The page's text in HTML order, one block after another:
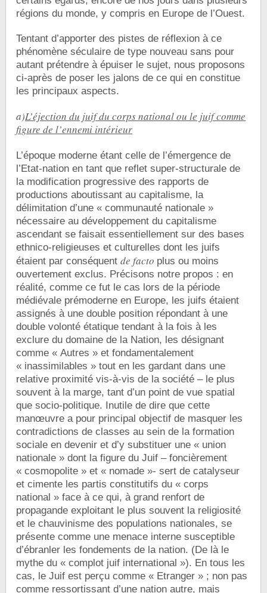
régions du monde, y compris en Europe de l’Ouest.
Tentant d’apporter des pistes de réflexion à ce
phénomène séculaire de type nouveau sans pour
autant prétendre à épuiser le sujet, nous proposons
ci-après de poser les jalons de ce qui en constitue
les principaux aspects.
a)L’éjection du juif du corps national ou le juif comme
figure de l’ennemi intérieur
L’époque moderne étant celle de l’émergence de
l’Etat-nation en tant que reflet super-structurale de
la modification progressive des rapports de
productions aboutissant au capitalisme, la
délimitation d’une « communauté nationale »
nécessaire au développement du capitalisme
ascendant se faisait essentiellement sur des bases
ethnico-religieuses et culturelles dont les juifs
étaient par conséquentde facto plus ou moins
ouvertement exclus. Précisons notre propos : en
réalité, comme ce fut le cas lors de la période
médiévale prémoderne en Europe, les juifs étaient
assignés à une double position répondant à une
double volonté étatique tendant à la fois à les
exclure du domaine de la Nation, les désignant
comme « Autres » et fondamentalement
« inassimilables » tout en les gardant dans une
relative proximité vis-à-vis de la société – le plus
souvent à la marge, tant d’un point de vue spatial
que socio-politique. Inutile de dire que cette
manœuvre a pour principal objectif de masquer les
contradictions de classes au sein de la formation
sociale en devenir et d’y substituer une « union
nationale » dont la figure du Juif – foncièrement
« cosmopolite » et « nomade »- sert de catalyseur
et cimente les partis constitutifs du « corps
national » face à ce qui, à grand renfort de
propagande exploitant le plus souvent la religiosité
et le chauvinisme des populations nationales, se
présente comme une menace interne susceptible
d’ébranler les fondements de la nation. (De là le
mythe du « complot juif international »). En tous les
cas, le Juif est perçu comme « Etranger » ; non pas
comme ressortissant d’une nation autre, mais